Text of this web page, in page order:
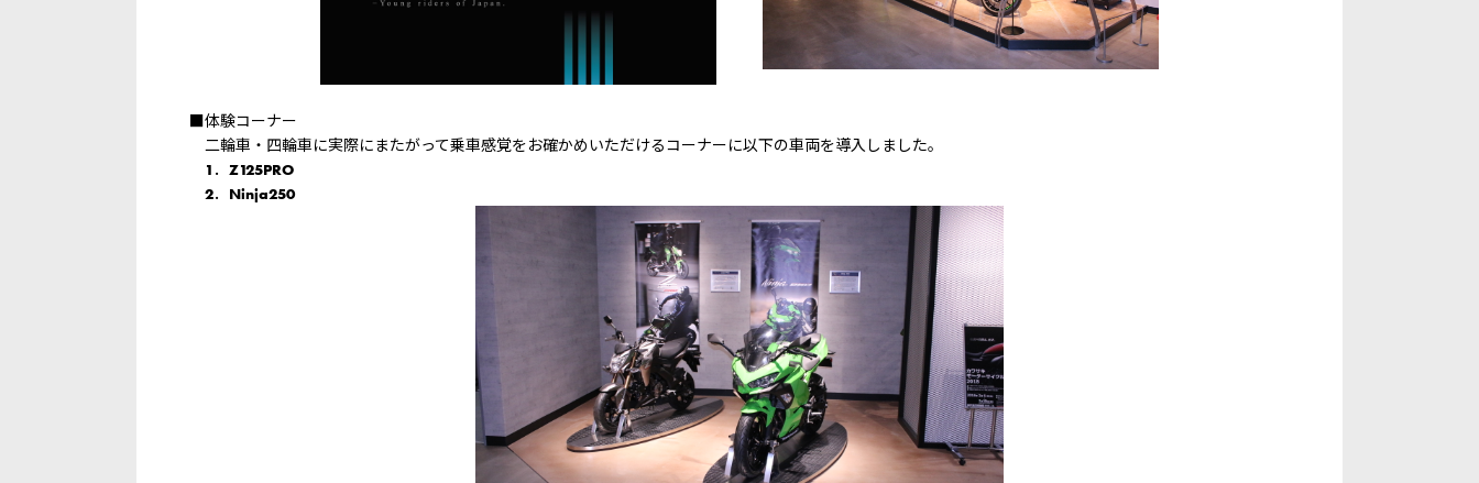
■体験コーナー
二輪車・四輪車に実際にまたがって乗車感覚をお確かめいただけるコーナーに以下の車両を導入しました。
1．Z125PRO
2．Ninja250